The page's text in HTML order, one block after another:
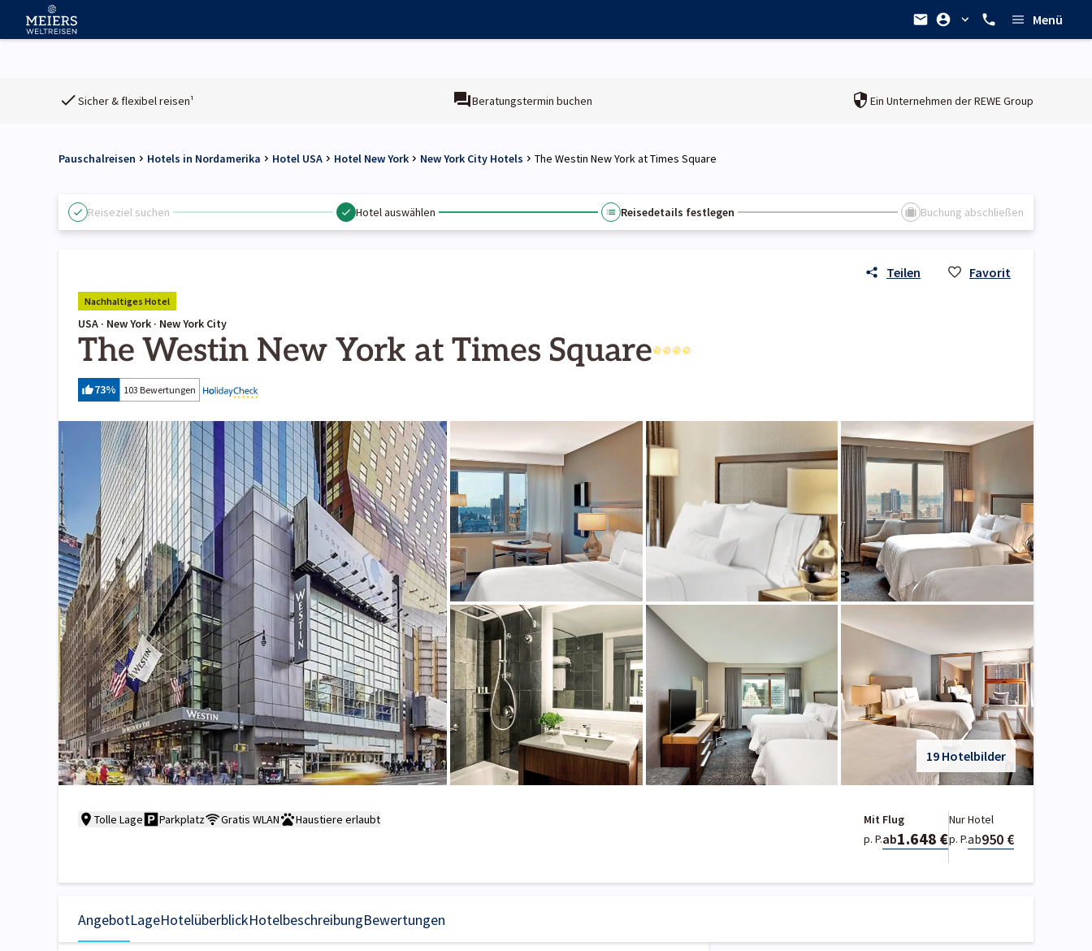
Menü
Sicher & flexibel reisen¹ Beratungstermin buchen Ein Unternehmen derREWE Group
Pauschalreisen Hotels in Nordamerika Hotel USA Hotel New York New York City Hotels The Westin New York at Times Square
Reiseziel suchen Hotel auswählen Reisedetails festlegen Buchung abschließen
Teilen Favorit
Nachhaltiges Hotel
USA · New York · New York City
The Westin New York at Times Square
73% 103 Bewertungen
19 Hotelbilder
Tolle Lage Parkplatz Gratis WLAN Haustiere erlaubt
Mit Flug
p. P.ab1.648 €
Nur Hotel
p. P.ab950 €
AngebotLageHotelüberblickHotelbeschreibungBewertungen